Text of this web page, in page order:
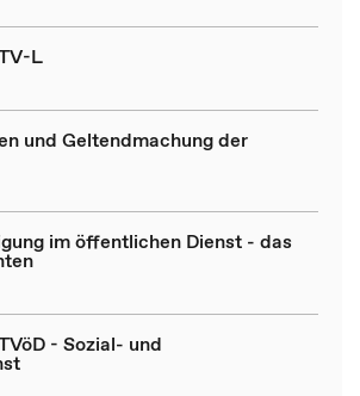
L
und Geltendmachung der
im öffentlichen Dienst - das
- Sozial- und